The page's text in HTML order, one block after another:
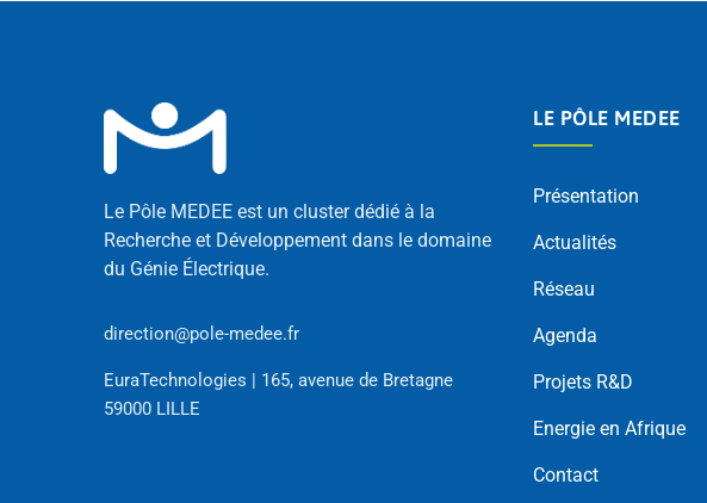
Le Pôle MEDEE est un cluster dédié à la
Recherche et Développement dans le domaine
du Génie Électrique.
direction@pole-medee.fr
EuraTechnologies | 165, avenue de Bretagne
59000 LILLE
LE PÔLE MEDEE
Présentation
Actualités
Réseau
Agenda
Projets R&D
Energie en Afrique
Contact